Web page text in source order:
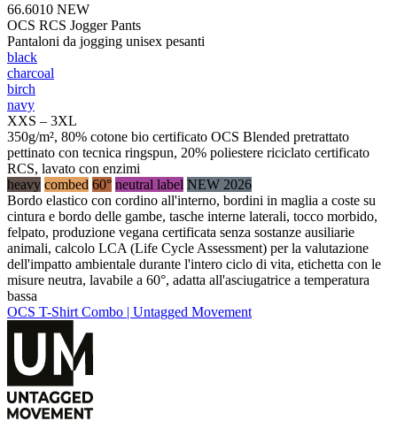
66.6010 NEW
OCS RCS Jogger Pants
Pantaloni da jogging unisex pesanti
black
charcoal
birch
navy
XXS – 3XL
350g/m², 80% cotone bio certificato OCS Blended pretrattato
pettinato con tecnica ringspun, 20% poliestere riciclato certificato
RCS, lavato con enzimi
heavy combed 60° neutral label NEW 2026
Bordo elastico con cordino all'interno, bordini in maglia a coste su
cintura e bordo delle gambe, tasche interne laterali, tocco morbido,
felpato, produzione vegana certificata senza sostanze ausiliarie
animali, calcolo LCA (Life Cycle Assessment) per la valutazione
dell'impatto ambientale durante l'intero ciclo di vita, etichetta con le
misure neutra, lavabile a 60°, adatta all'asciugatrice a temperatura
bassa
OCS T-Shirt Combo | Untagged Movement